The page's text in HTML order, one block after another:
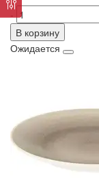
-
В корзину
Ожидается